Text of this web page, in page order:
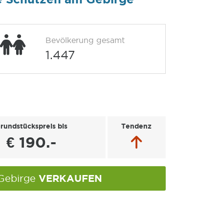
Bevölkerung gesamt
1.447
bis
€ 190.-
Tendenz
VERKAUFEN